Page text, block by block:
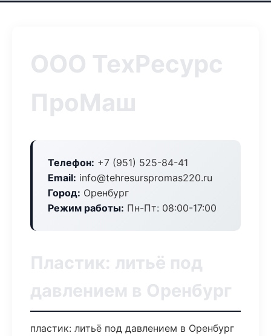
ООО ТехРесурс
ПроМаш
Телефон: +7 (951) 525-84-41
Email: info@tehresurspromas220.ru
Город: Оренбург
Режим работы: Пн-Пт: 08:00-17:00
Пластик: литьё под
давлением в Оренбург
пластик: литьё под давлением в Оренбург